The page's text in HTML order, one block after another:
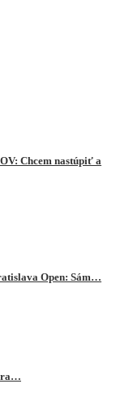
Chcem nastúpiť a
Open: Sám…